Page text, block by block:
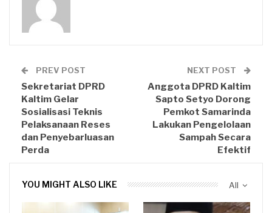
PREV POST
Sekretariat DPRD
Kaltim Gelar
Sosialisasi Teknis
Pelaksanaan Reses
dan Penyebarluasan
Perda
NEXT POST
Anggota DPRD Kaltim
Sapto Setyo Dorong
Pemkot Samarinda
Lakukan Pengelolaan
Sampah Secara
Efektif
All
YOU MIGHT ALSO LIKE